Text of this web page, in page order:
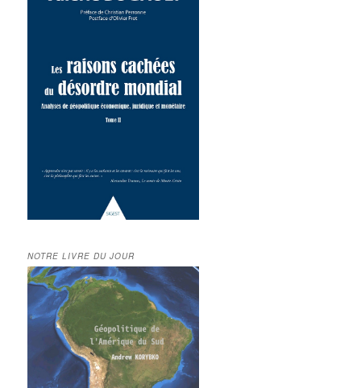
NOTRE LIVRE DU JOUR